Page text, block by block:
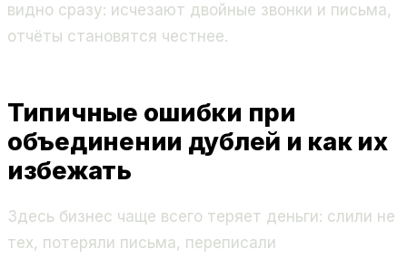
видно сразу: исчезают двойные звонки и письма,
отчёты становятся честнее.
Типичные ошибки при
объединении дублей и как их
избежать
Здесь бизнес чаще всего теряет деньги: слили не
тех, потеряли письма, переписали